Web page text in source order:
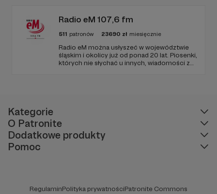
bańkami informacyjnymi.
Radio eM 107,6 fm
511 patronów 23690 zł miesięcznie
Radio eM można usłyszeć w województwie
śląskim i okolicy już od ponad 20 lat. Piosenki,
których nie słychać u innych, wiadomości z
Kategorie
O Patronite
Dodatkowe produkty
Pomoc
RegulaminPolityka prywatnościPatronite Commons